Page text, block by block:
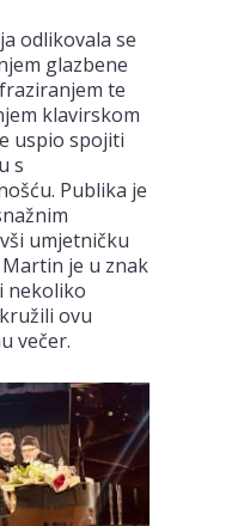
odlikovala se
glazbene
te
klavirskom
uspio spojiti
s
Publika je
umjetničku
je u znak
nekoliko
ovu
večer.